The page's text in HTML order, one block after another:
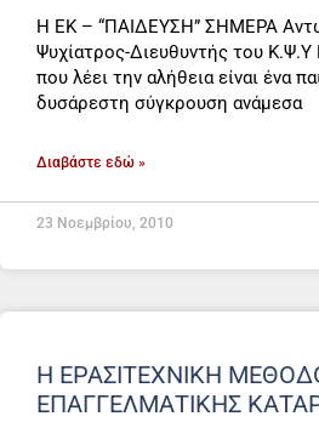
Η ΕΚ – “ΠΑΙΔΕΥΣΗ” ΣΗΜΕΡΑ
Ψυχίατρος-Διευθυντής του Κ.Ψ.Υ
που λέει την αλήθεια είναι ένα
δυσάρεστη σύγκρουση ανάμεσα
Διαβάστε εδώ »
23 Νοεμβρίου, 2010
Η ΕΡΑΣΙΤΕΧΝΙΚΉ
ΕΠΑΓΓΕΛΜΑΤΙΚΉΣ